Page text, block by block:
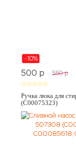
-10%
500 p 550 p
Ручка люка для
(C00075323)